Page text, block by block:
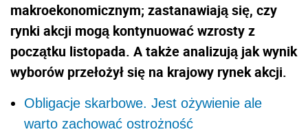
makroekonomicznym; zastanawiają się, czy
rynki akcji mogą kontynuować wzrosty z
początku listopada. A także analizują jak wynik
wyborów przełożył się na krajowy rynek akcji.
Obligacje skarbowe. Jest ożywienie ale
warto zachować ostrożność